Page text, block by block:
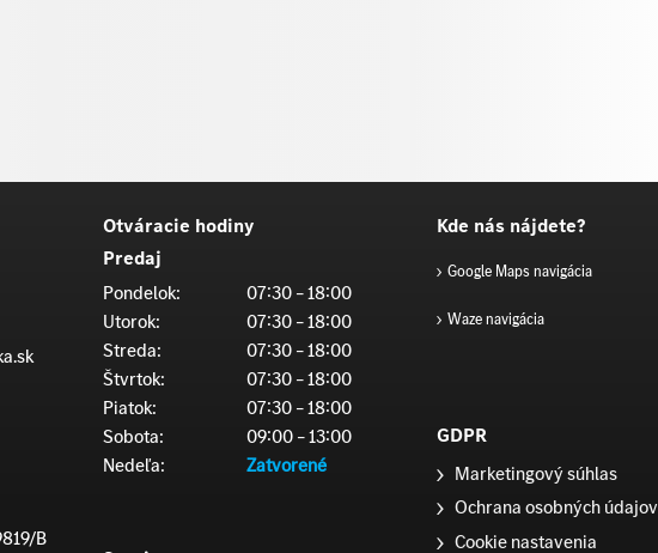
B
Otváracie hodiny
Predaj
Pondelok:
07:30 – 18:00
Utorok:
07:30 – 18:00
Streda:
07:30 – 18:00
Štvrtok:
07:30 – 18:00
Piatok:
07:30 – 18:00
Sobota:
09:00 – 13:00
Nedeľa:
Zatvorené
Kde nás nájdete?
Google Maps navigácia
Waze navigácia
GDPR
Marketingový súhlas
Ochrana osobných údajov
Cookie nastavenia